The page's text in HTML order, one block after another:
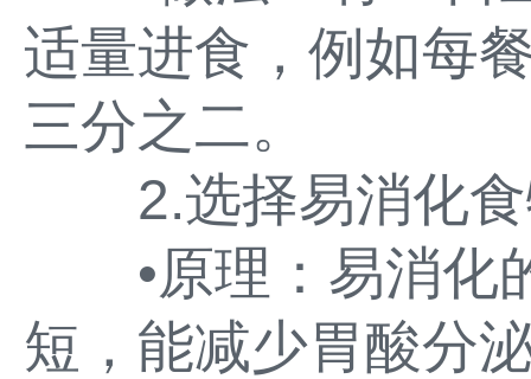
适量进食，例如每
三分之二。
2.选择易消化食
•原理：易消化
短，能减少胃酸分